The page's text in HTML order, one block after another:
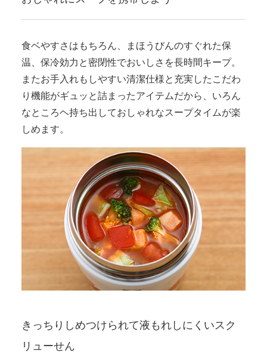
食ベやすさはもちろん、まほうびんのすぐれた保
温、保冷効力と密閉性でおいしさを長時間キープ。
またお手入れもしやすい清潔仕様と充実したこだわ
り機能がギュッと詰まったアイテムだから、いろん
なところヘ持ち出しておしゃれなスープタイムが楽
しめます。
きっちりしめつけられて液もれしにくいスク
リューせん